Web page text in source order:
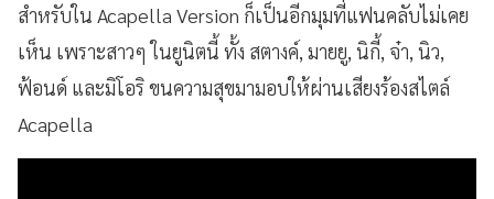
สำหรับใน Acapella Version ก็เป็นอีกมุมที่แฟนคลับไม่เคย
เห็น เพราะสาวๆ ในยูนิตนี้ ทั้ง สตางค์, มายยู, นิกี้, จ๋า, นิว,
ฟ้อนด์ และมิโอริ ขนความสุขมามอบให้ผ่านเสียงร้องสไตล์
Acapella